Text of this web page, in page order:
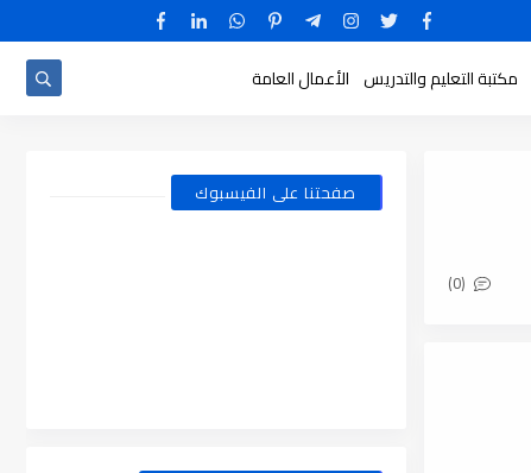
مكتبة التعليم والتدريس الأعمال العامة
(0)
صفحتنا على الفيسبوك